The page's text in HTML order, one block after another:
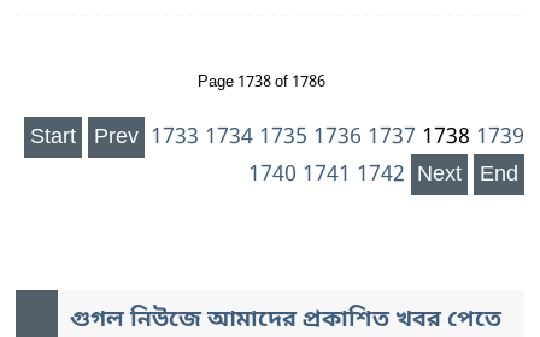
Page 1738 of 1786
Start Prev 1733 1734 1735 1736 1737 1738 1739
1740 1741 1742 Next End
গুগল নিউজে আমাদের প্রকাশিত খবর পেতে